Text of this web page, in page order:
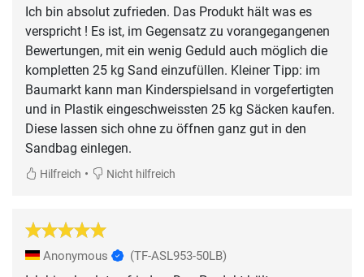
Ich bin absolut zufrieden. Das Produkt hält was es
verspricht ! Es ist, im Gegensatz zu vorangegangenen
Bewertungen, mit ein wenig Geduld auch möglich die
kompletten 25 kg Sand einzufüllen. Kleiner Tipp: im
Baumarkt kann man Kinderspielsand in vorgefertigten
und in Plastik eingeschweissten 25 kg Säcken kaufen.
Diese lassen sich ohne zu öffnen ganz gut in den
Sandbag einlegen.
Hilfreich • Nicht hilfreich
Anonymous (TF-ASL953-50LB)